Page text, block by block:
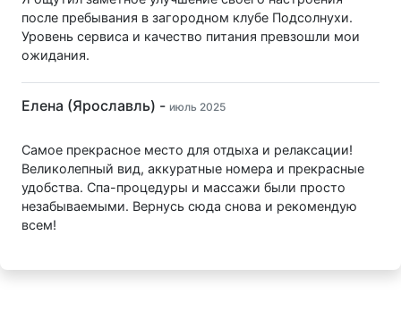
после пребывания в загородном клубе Подсолнухи.
Уровень сервиса и качество питания превзошли мои
ожидания.
Елена (Ярославль) - июль 2025
Самое прекрасное место для отдыха и релаксации!
Великолепный вид, аккуратные номера и прекрасные
удобства. Спа-процедуры и массажи были просто
незабываемыми. Вернусь сюда снова и рекомендую
всем!